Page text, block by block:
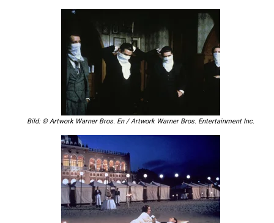
Bild: © Artwork Warner Bros. En / Artwork Warner Bros. Entertainment Inc.